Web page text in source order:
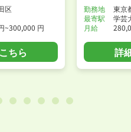
区
~300,000 円
ちら
勤務地
東京
最寄駅
学芸
月給
詳